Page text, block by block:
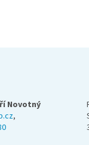
Novotný
,